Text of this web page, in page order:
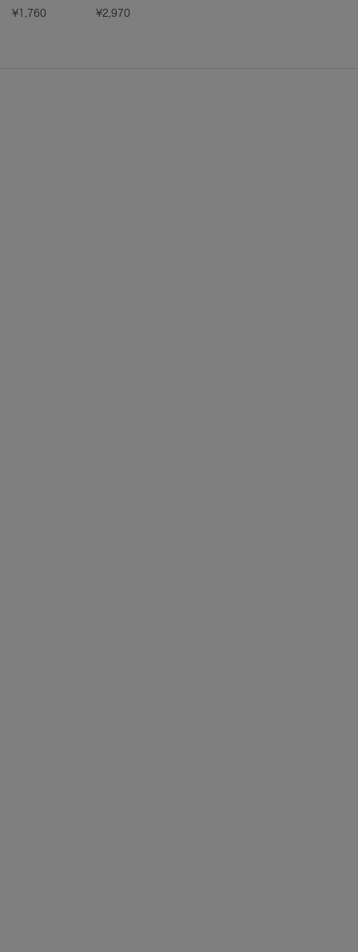
¥1,760 ¥2,970